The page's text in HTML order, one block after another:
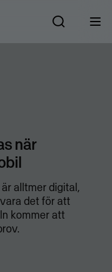
när
alltmer digital,
det för att
kommer att